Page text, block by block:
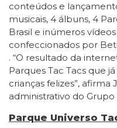
conteúdos e
musicais, 4 álbuns, 4
Brasil e inúmeros
confeccionados por
. “O resultado da
Parques Tac Tacs que
crianças felizes”,
administrativo do Grupo
Parque Universo